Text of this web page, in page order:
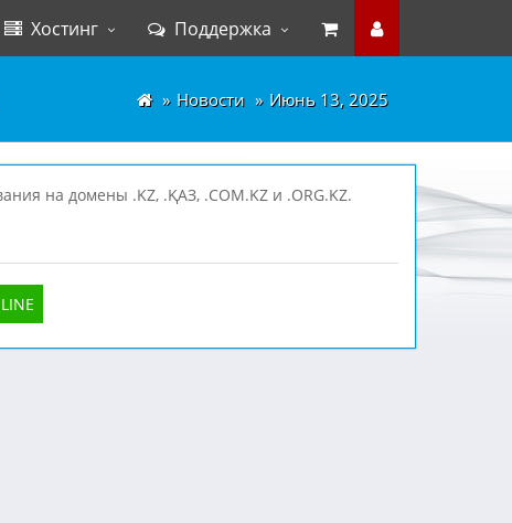
Хостинг Поддержка
Новости Июнь 13, 2025
на домены .KZ, .ҚАЗ, .COM.KZ и .ORG.KZ.
LINE